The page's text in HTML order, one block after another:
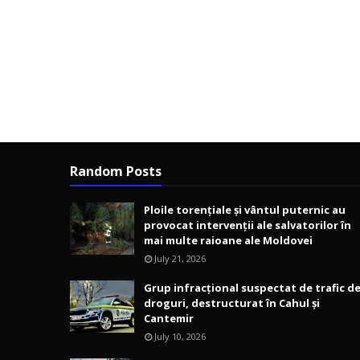
Random Posts
Ploile torențiale și vântul puternic au
provocat intervenții ale salvatorilor în
mai multe raioane ale Moldovei
July 21, 2026
Grup infracțional suspectat de trafic de
droguri, destructurat în Cahul și
Cantemir
July 10, 2026